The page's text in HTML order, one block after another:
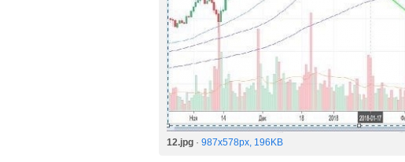
12.jpg · 987x578px, 196KB